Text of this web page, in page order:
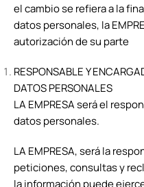
el cambio se refiera a la
datos personales, la
autorización de su parte
RESPONSABLE Y
DATOS PERSONALES
LA EMPRESA será el
datos personales.
LA EMPRESA, será la
peticiones, consultas y
la información puede